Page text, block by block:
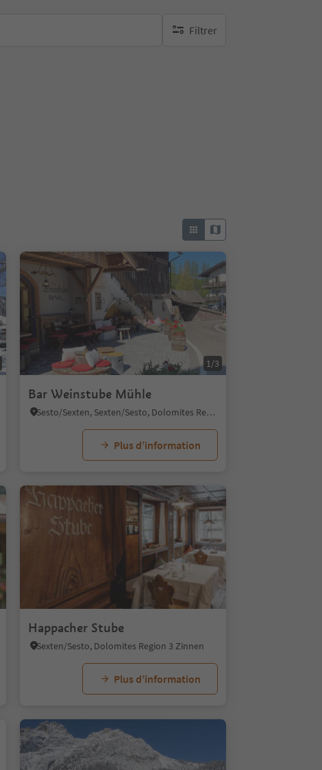
Filtrer
aucun filtre actif
1/3
Bar Weinstube Mühle
Sesto/Sexten, Sexten/Sesto, Dolomites Region 3 Zinnen
Plus d’information
Happacher Stube
Sexten/Sesto, Dolomites Region 3 Zinnen
Plus d’information